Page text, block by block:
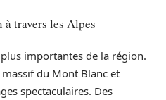
travers les Alpes
importantes de la région.
du Mont Blanc et
spectaculaires. Des